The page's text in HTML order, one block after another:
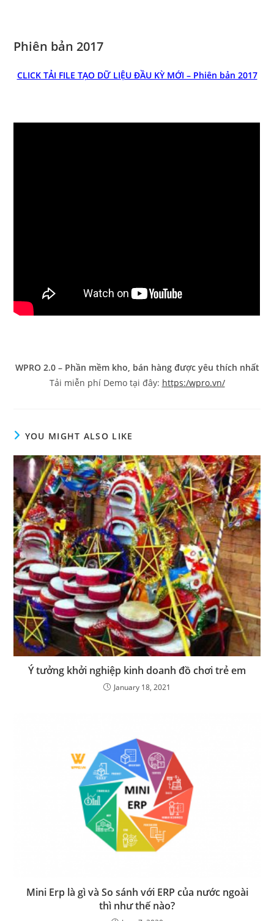
Phiên bản 2017
CLICK TẢI FILE TẠO DỮ LIỆU ĐẦU KỲ MỚI – Phiên bản 2017
WPRO 2.0 – Phần mềm kho, bán hàng được yêu thích nhất
Tải miễn phí Demo tại đây: https:/wpro.vn/
YOU MIGHT ALSO LIKE
Ý tưởng khởi nghiệp kinh doanh đồ chơi trẻ em
January 18, 2021
Mini Erp là gì và So sánh với ERP của nước ngoài
thì như thế nào?